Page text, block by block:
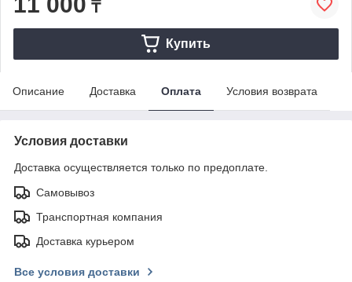
₸
Купить
Описание Доставка Оплата Условия возврата
Условия доставки
Доставка осуществляется только по предоплате.
Самовывоз
Транспортная компания
Доставка курьером
Все условия доставки